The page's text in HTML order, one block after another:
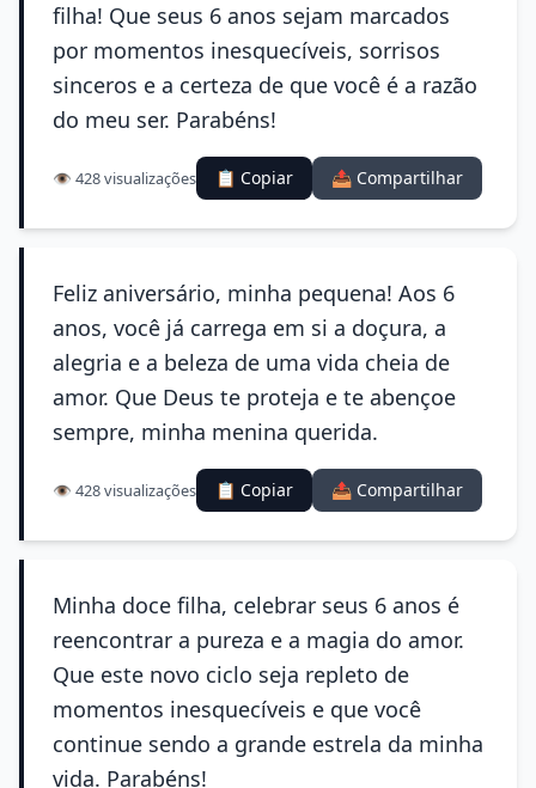
filha! Que seus 6 anos sejam marcados
por momentos inesquecíveis, sorrisos
sinceros e a certeza de que você é a razão
do meu ser. Parabéns!
👁️ 428 visualizações 📋 Copiar 📤 Compartilhar
Feliz aniversário, minha pequena! Aos 6
anos, você já carrega em si a doçura, a
alegria e a beleza de uma vida cheia de
amor. Que Deus te proteja e te abençoe
sempre, minha menina querida.
👁️ 428 visualizações 📋 Copiar 📤 Compartilhar
Minha doce filha, celebrar seus 6 anos é
reencontrar a pureza e a magia do amor.
Que este novo ciclo seja repleto de
momentos inesquecíveis e que você
continue sendo a grande estrela da minha
vida. Parabéns!